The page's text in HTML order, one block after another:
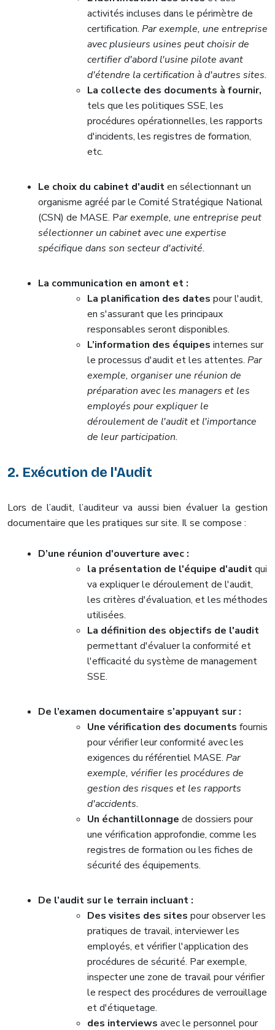
activités incluses dans le périmètre de
certification. Par exemple, une entreprise
avec plusieurs usines peut choisir de
certifier d'abord l'usine pilote avant
d'étendre la certification à d'autres sites.
La collecte des documents à fournir,
tels que les politiques SSE, les
procédures opérationnelles, les rapports
d'incidents, les registres de formation,
etc.
Le choix du cabinet d'auditen sélectionnant un
organisme agréé par le Comité Stratégique National
(CSN) de MASE. Par exemple, une entreprise peut
sélectionner un cabinet avec une expertise
spécifique dans son secteur d'activité.
La communication en amont et :
La planification des dates pour l'audit,
en s'assurant que les principaux
responsables seront disponibles.
L’information des équipes internes sur
le processus d'audit et les attentes. Par
exemple, organiser une réunion de
préparation avec les managers et les
employés pour expliquer le
déroulement de l'audit et l'importance
de leur participation.
2. Exécution de l'Audit
Lors de l’audit, l’auditeur va aussi bien évaluer la gestion
documentaire que les pratiques sur site. Il se compose :
D’une réunion d'ouverture avec :
la présentation de l'équipe d'auditqui
va expliquer le déroulement de l'audit,
les critères d'évaluation, et les méthodes
utilisées.
La définition des objectifs de l'audit
permettant d'évaluer la conformité et
l'efficacité du système de management
SSE.
De l’examen documentaire s’appuyant sur :
Une vérification des documents fournis
pour vérifier leur conformité avec les
exigences du référentiel MASE. Par
exemple, vérifier les procédures de
gestion des risques et les rapports
d'accidents.
Un échantillonnage de dossiers pour
une vérification approfondie, comme les
registres de formation ou les fiches de
sécurité des équipements.
De l’audit sur le terrain incluant :
Des visites des sites pour observer les
pratiques de travail, interviewer les
employés, et vérifier l'application des
procédures de sécurité. Par exemple,
inspecter une zone de travail pour vérifier
le respect des procédures de verrouillage
et d'étiquetage.
des interviews avec le personnel pour